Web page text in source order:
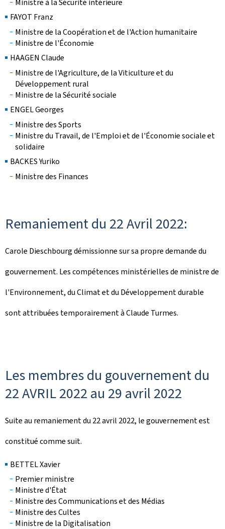
FAYOT Franz
Ministre de la Coopération et de l'Action humanitaire
Ministre de l'Économie
HAAGEN Claude
Ministre de l'Agriculture, de la Viticulture et du
Développement rural
Ministre de la Sécurité sociale
ENGEL Georges
Ministre des Sports
Ministre du Travail, de l'Emploi et de l'Économie sociale et
solidaire
BACKES Yuriko
Ministre des Finances
Remaniement du 22 Avril 2022:
Carole Dieschbourg démissionne sur sa propre demande du
gouvernement. Les compétences ministérielles de ministre de
l'Environnement, du Climat et du Développement durable
sont attribuées temporairement à Claude Turmes.
Les membres du gouvernement du
22 AVRIL 2022 au 29 avril 2022
Suite au remaniement du 22 avril 2022, le gouvernement est
constitué comme suit.
BETTEL Xavier
Premier ministre
Ministre d'État
Ministre des Communications et des Médias
Ministre des Cultes
Ministre de la Digitalisation